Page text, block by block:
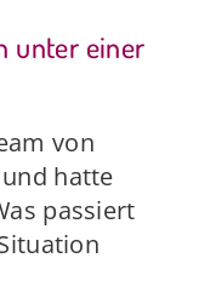
unter einer
von
hatte
passiert